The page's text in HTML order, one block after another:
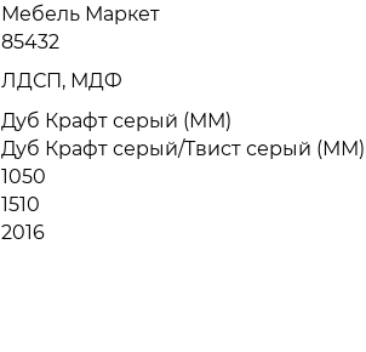
Мебель Маркет
85432
ЛДСП, МДФ
Дуб Крафт серый (ММ)
Дуб Крафт серый/Твист серый (ММ)
1050
1510
2016